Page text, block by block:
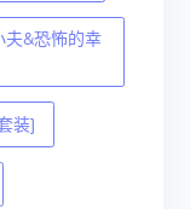
&恐怖的幸
装]